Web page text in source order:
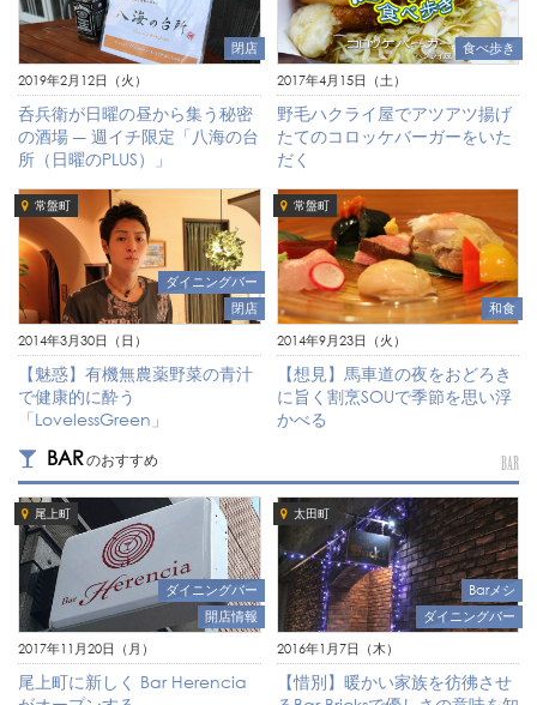
閉店
2019年2月12日（火）
呑兵衛が日曜の昼から集う秘密
の酒場 ― 週イチ限定「八海の台
所（日曜のPLUS）」
食べ歩き
2017年4月15日（土）
野毛ハクライ屋でアツアツ揚げ
たてのコロッケバーガーをいた
だく
常盤町
ダイニングバー
閉店
2014年3月30日（日）
【魅惑】有機無農薬野菜の青汁
で健康的に酔う
「LovelessGreen」
常盤町
和食
2014年9月23日（火）
【想見】馬車道の夜をおどろき
に旨く割烹SOUで季節を思い浮
かべる
BARのおすすめ BAR
尾上町
ダイニングバー
開店情報
2017年11月20日（月）
尾上町に新しく Bar Herencia
太田町
Barメシ
ダイニングバー
2016年1月7日（木）
【惜別】暖かい家族を彷彿させ